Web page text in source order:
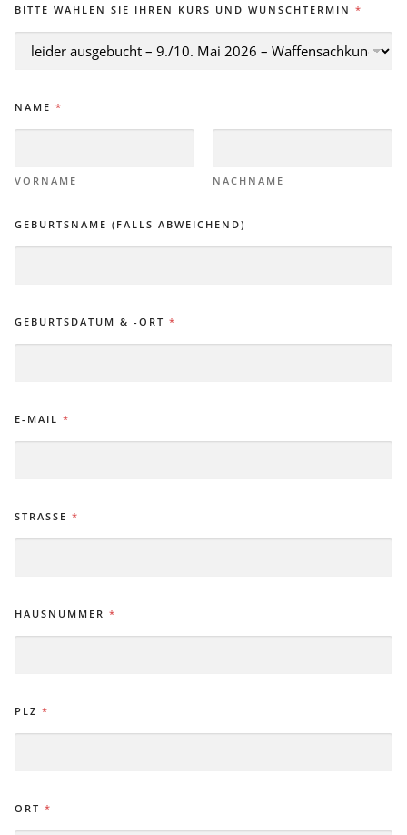
BITTE WÄHLEN SIE IHREN KURS UND WUNSCHTERMIN *
NAME *
VORNAME NACHNAME
GEBURTSNAME (FALLS ABWEICHEND)
GEBURTSDATUM & -ORT *
E-MAIL *
STRASSE *
HAUSNUMMER *
PLZ *
ORT *